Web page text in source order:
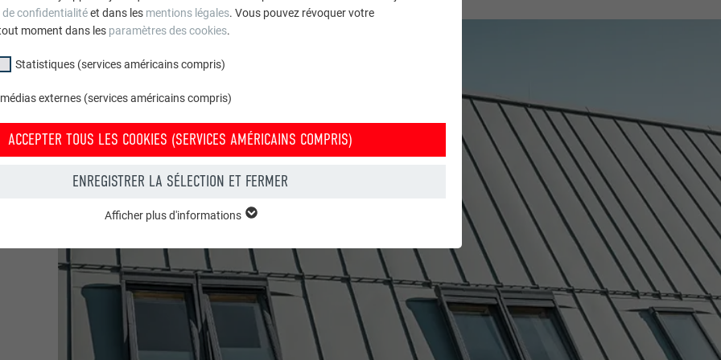
confidentialitéet dans les mentions légales. Vous pouvez révoquer votre
moment dans les paramètres des cookies.
Statistiques (services américains compris)
externes (services américains compris)
ACCEPTER TOUS LES COOKIES (SERVICES AMÉRICAINS COMPRIS)
ENREGISTRER LA SÉLECTION ET FERMER
le site Internet fonctionne correctement.
PHPSESSID
Afficher les informations relatives aux cookies
AMÉRICAINS COMPRIS)
(services américains compris) » nous aident à comprendre comment le site
Afficher plus d'informations